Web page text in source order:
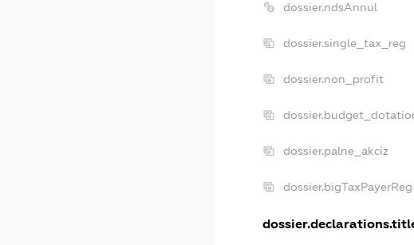
dossier.ndsAnnul
dossier.single_tax_reg
dossier.non_profit
dossier.palne_akciz
dossier.bigTaxPayerReg